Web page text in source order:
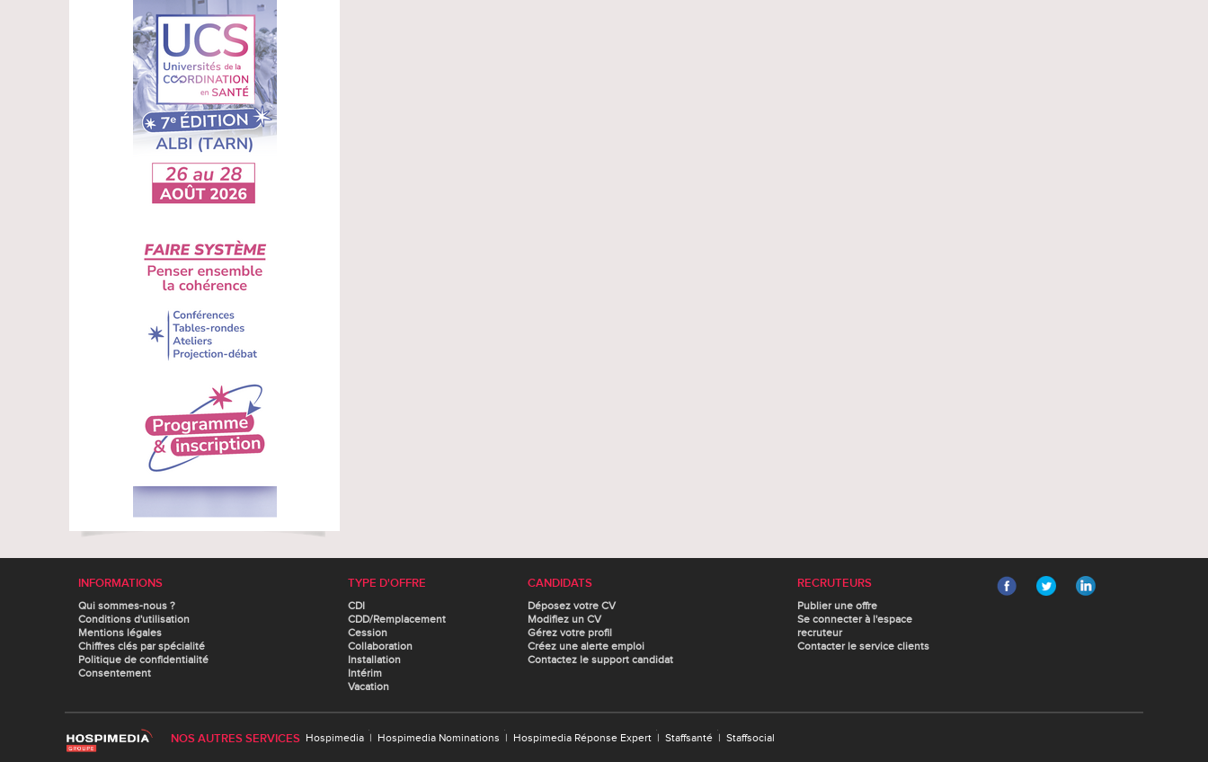
INFORMATIONS
Qui sommes-nous ?
Conditions d'utilisation
Mentions légales
Chiffres clés par spécialité
Politique de confidentialité
Consentement
TYPE D'OFFRE
CDI
CDD/Remplacement
Cession
Collaboration
Installation
Intérim
Vacation
CANDIDATS
Déposez votre CV
Modifiez un CV
Gérez votre profil
Créez une alerte emploi
Contactez le support candidat
RECRUTEURS
Publier une offre
Se connecter à l'espace
recruteur
Contacter le service clients
NOS AUTRES SERVICES Hospimedia | Hospimedia Nominations | Hospimedia Réponse Expert | Staffsanté | Staffsocial